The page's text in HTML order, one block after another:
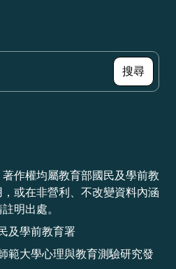
搜尋（另
作權均屬教育部國民及學前教
或在非營利、不改變資料內涵
明出處。
及學前教育署
範大學心理與教育測驗研究發